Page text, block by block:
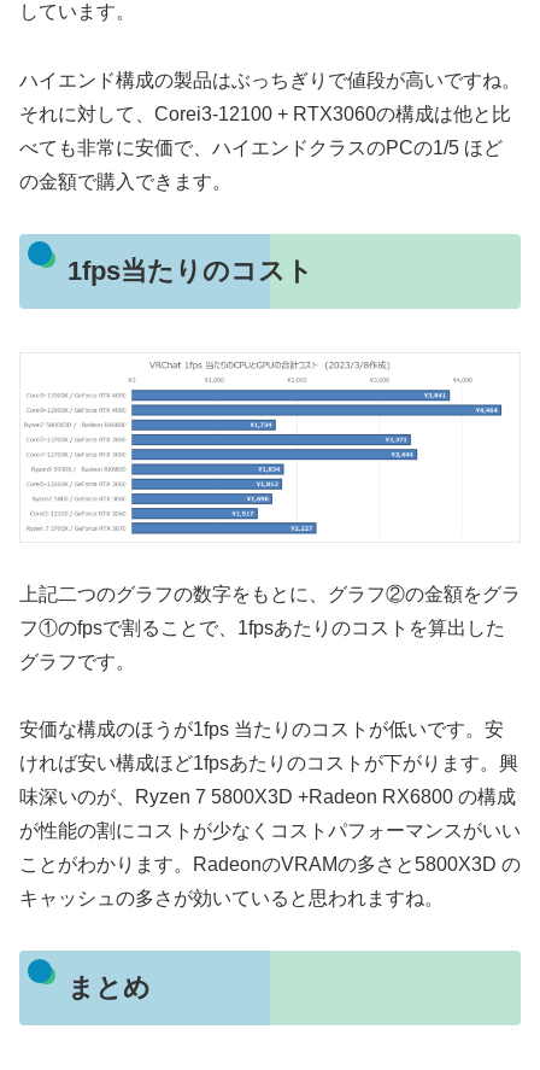
しています。
ハイエンド構成の製品はぶっちぎりで値段が高いですね。
それに対して、Corei3-12100 + RTX3060の構成は他と比
べても非常に安価で、ハイエンドクラスのPCの1/5 ほど
の金額で購入できます。
1fps当たりのコスト
上記二つのグラフの数字をもとに、グラフ②の金額をグラ
フ①のfpsで割ることで、1fpsあたりのコストを算出した
グラフです。
安価な構成のほうが1fps 当たりのコストが低いです。安
ければ安い構成ほど1fpsあたりのコストが下がります。興
味深いのが、Ryzen 7 5800X3D +Radeon RX6800 の構成
が性能の割にコストが少なくコストパフォーマンスがいい
ことがわかります。RadeonのVRAMの多さと5800X3D の
キャッシュの多さが効いていると思われますね。
まとめ